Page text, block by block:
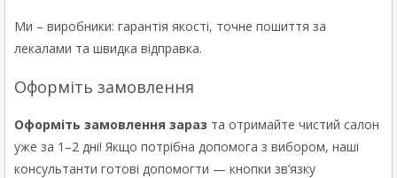
Ми – виробники: гарантія якості, точне пошиття за
лекалами та швидка відправка.
Оформіть замовлення
Оформіть замовлення зараз та отримайте чистий салон
уже за 1–2 дні! Якщо потрібна допомога з вибором, наші
консультанти готові допомогти — кнопки зв’язку